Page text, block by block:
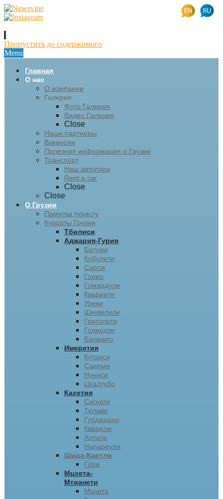
Пропустить до содержимого
Menu
Главная
О нас
О компании
Галерея
Фото Галерея
Видео Галерея
Close
Наши партнеры
Вакансии
Полезная информация о Грузии
Транспорт
Наш автопарк
Rent a car
Close
Close
О Грузии
Памятка туристу
Курорты Грузии
Тбилиси
Аджария-Гурия
Батуми
Кобулети
Сарпи
Гонио
Гомардули
Квариати
Уреки
Шекветили
Григолети
Годердзи
Бахмаро
Имеретия
Кутаиси
Саирме
Нуниси
Цхалтубо
Кахетия
Сигнаги
Телави
Гурджаани
Кварели
Ахтала
Напареули
Шида-Картли
Гори
Мцхета-
Мтианети
Мцхета